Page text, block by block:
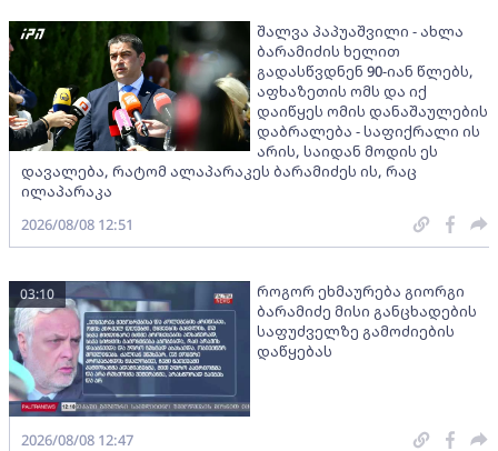
შალვა პაპუაშვილი - ახლა
ბარამიძის ხელით
გადასწვდნენ 90-იან წლებს,
აფხაზეთის ომს და იქ
დაიწყეს ომის დანაშაულების
დაბრალება - საფიქრალი ის
არის, საიდან მოდის ეს
დავალება, რატომ ალაპარაკეს ბარამიძეს ის, რაც
ილაპარაკა
2026/08/08 12:51
როგორ ეხმაურება გიორგი
ბარამიძე მისი განცხადების
საფუძველზე გამოძიების
დაწყებას
03:10
2026/08/08 12:47